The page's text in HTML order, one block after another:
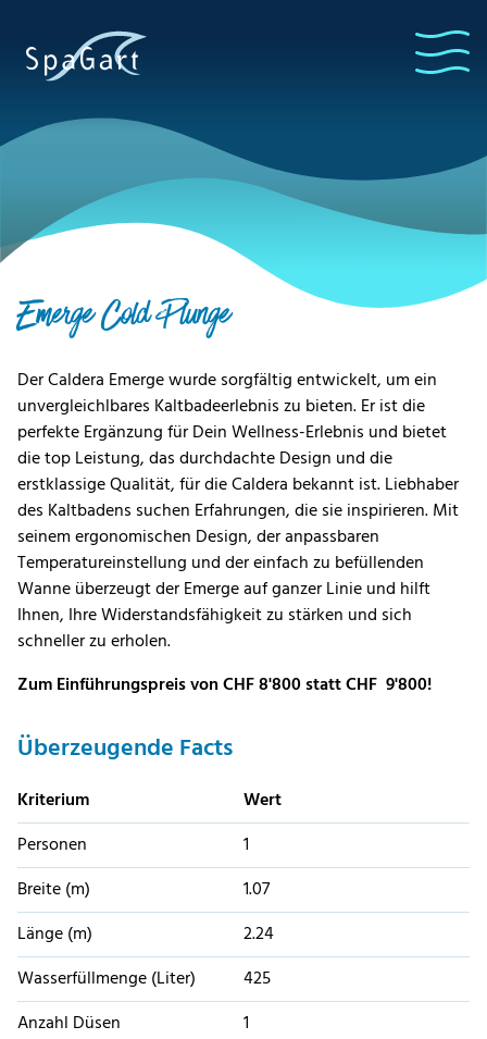
Emerge Cold Plunge
Der Caldera Emerge wurde sorgfältig entwickelt, um ein
unvergleichlbares Kaltbadeerlebnis zu bieten. Er ist die
perfekte Ergänzung für Dein Wellness-Erlebnis und bietet
die top Leistung, das durchdachte Design und die
erstklassige Qualität, für die Caldera bekannt ist. Liebhaber
des Kaltbadens suchen Erfahrungen, die sie inspirieren. Mit
seinem ergonomischen Design, der anpassbaren
Temperatureinstellung und der einfach zu befüllenden
Wanne überzeugt der Emerge auf ganzer Linie und hilft
Ihnen, Ihre Widerstandsfähigkeit zu stärken und sich
schneller zu erholen.
Zum Einführungspreis von CHF 8'800 statt CHF 9'800!
Überzeugende Facts
Kriterium
Wert
Personen
1
Breite (m)
1.07
Länge (m)
2.24
Wasserfüllmenge (Liter)
425
Anzahl Düsen
1